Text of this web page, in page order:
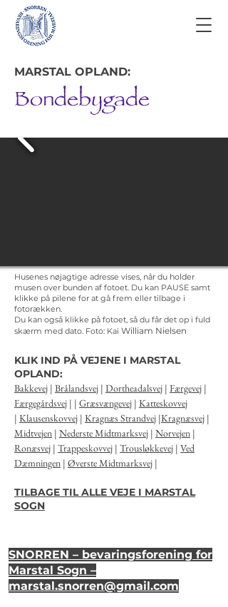
MARSTAL OPLAND:
Bondebygade
Husenes nøjagtige adresse vises, når du holder
musen over bunden af fotoet. Du kan PAUSE samt
klikke på pilene for at gå frem eller tilbage i
fotorækken.
Du kan også klikke på fotoet, så du får det op i fuld
skærm med dato. Foto: Kai William Nielsen
KLIK IND PÅ VEJENE I MARSTAL
OPLAND:
Bakkevej | Brålandsvej | Dortheadalsvej | Færgevej |
Færgegårdsvej | | Græsvængevej | Katteskovvej
| Klausenskovvej | Kragnæs Strandvej |Kragnæsvej |
Midtvejen | Nederste Midtmarksvej | Norvejen |
Ronæsvej | Trappeskovvej | Trousløkkevej | Ved
Dæmningen | Øverste Midtmarksvej |
TILBAGE TIL ALLE VEJE I MARSTAL
SOGN
SNORREN – bevaringsforening for
Marstal Sogn –
marstal.snorren@gmail.com